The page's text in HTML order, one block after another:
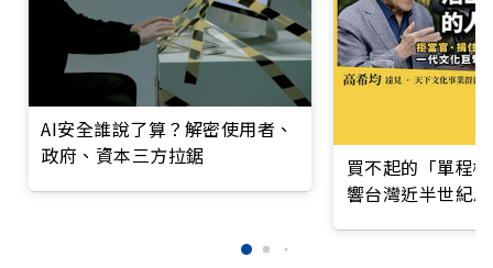
AI安全誰說了算？解密使用者、
政府、資本三方拉鋸
買不起的「單程
響台灣近半世紀